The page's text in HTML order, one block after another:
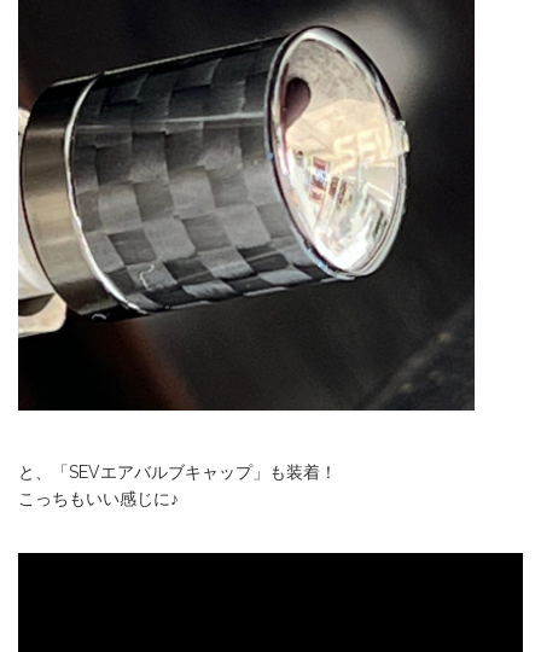
と、「SEVエアバルブキャップ」も装着！
こっちもいい感じに♪